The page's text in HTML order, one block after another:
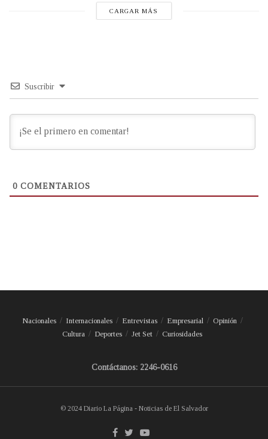
CARGAR MÁS
Suscribir
0 COMENTARIOS
Nacionales Internacionales Entrevistas Empresarial
Opinión
Cultura
Deportes Jet Set Curiosidades
Contáctanos: 2246-0616
© 2024 Diario La Página - Noticias de El Salvador